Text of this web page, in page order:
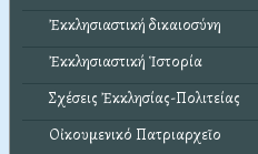
Ἐκκλησιαστική δικαιοσύνη
Ἐκκλησιαστική Ἱστορία
Σχέσεις Ἐκκλησίας-Πολιτείας
Οἰκουμενικό Πατριαρχεῖο